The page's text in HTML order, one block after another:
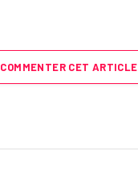
COMMENTER CET ARTICLE